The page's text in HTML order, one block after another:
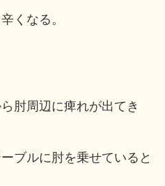
くなる。
肘周辺に痺れが出てき
ブルに肘を乗せていると